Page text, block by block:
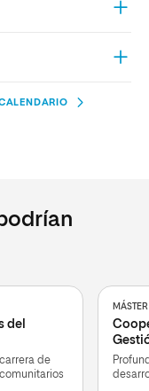
del
de